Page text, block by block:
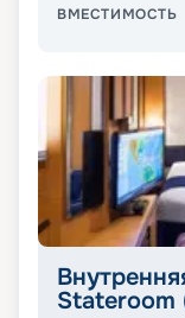
ВМЕСТИМОСТЬ
Stateroom